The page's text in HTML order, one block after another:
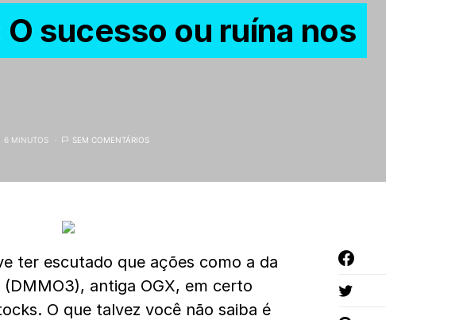
sucesso ou ruína nos
6 MINUTOS SEM COMENTÁRIOS
ter escutado que ações como a da
antiga OGX, em certo
O que talvez você não saiba é